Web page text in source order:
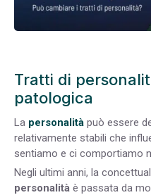
Tratti di
patologica
La personalità può essere
relativamente stabili che
sentiamo e ci comportiamo
Negli ultimi anni, la
personalità è passata da